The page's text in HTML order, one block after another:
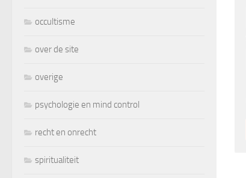
occultisme
over de site
overige
psychologie en mind control
recht en onrecht
spiritualiteit